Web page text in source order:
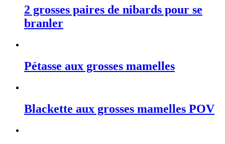
2 grosses paires de nibards pour se
branler
Pétasse aux grosses mamelles
Blackette aux grosses mamelles POV